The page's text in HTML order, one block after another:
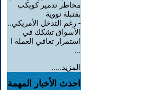
مخاطر تدمير كويكب
بقنبلة نووية
- رغم التدخل الأمريكي..
الأسواق تشكك في
استمرار تعافي العملة ا
...
المزيد.....
احدث الأخبار المهمة